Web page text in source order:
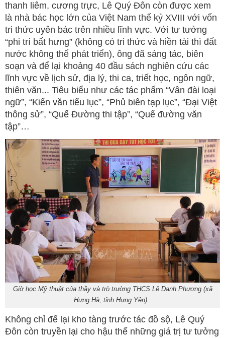
thanh liêm, cương trực, Lê Quý Đôn còn được xem
là nhà bác học lớn của Việt Nam thế kỷ XVIII với vốn
tri thức uyên bác trên nhiều lĩnh vực. Với tư tưởng
“phi trí bất hưng” (không có tri thức và hiền tài thì đất
nước không thể phát triển), ông đã sáng tác, biên
soạn và để lại khoảng 40 đầu sách nghiên cứu các
lĩnh vực về lịch sử, địa lý, thi ca, triết học, ngôn ngữ,
thiên văn... Tiêu biểu như các tác phẩm “Vân đài loại
ngữ”, “Kiến văn tiểu lục”, “Phủ biên tạp lục”, “Đại Việt
thông sử”, “Quế Đường thi tập”, “Quế đường văn
tập”…
Giờ học Mỹ thuật của thầy và trò trường THCS Lê Danh Phương (xã
Hưng Hà, tỉnh Hưng Yên).
Không chỉ để lại kho tàng trước tác đồ sộ, Lê Quý
Đôn còn truyền lại cho hậu thế những giá trị tư tưởng